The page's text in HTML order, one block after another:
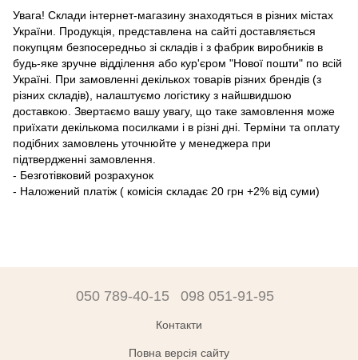
Увага! Склади інтернет-магазину знаходяться в різних містах
України. Продукція, представлена ​​на сайті доставляється
покупцям безпосередньо зі складів і з фабрик виробників в
будь-яке зручне відділення або кур'єром "Нової пошти" по всій
Україні. При замовленні декількох товарів різних брендів (з
різних складів), налаштуємо логістику з найшвидшою
доставкою. Звертаємо вашу увагу, що таке замовлення може
приїхати декількома посилками і в різні дні. Терміни та оплату
подібних замовлень уточнюйте у менеджера при
підтвердженні замовлення.
- Безготівковий розрахунок
- Наложений платіж ( комісія складає 20 грн +2% від суми)
050 789-40-15 098 051-91-95
Контакти
Повна версія сайту